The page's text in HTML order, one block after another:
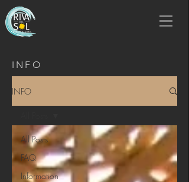
INFO
INFO
All Posts
FAQ
Information